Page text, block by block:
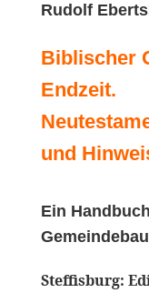
Rudolf
Biblischer
Endzeit.
und
Ein
Gemeindebau
Steffisburg: